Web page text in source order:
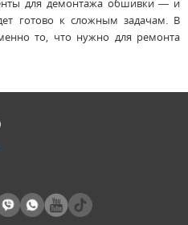
для демонтажа обшивки — и
готово к сложным задачам. В
то, что нужно для ремонта